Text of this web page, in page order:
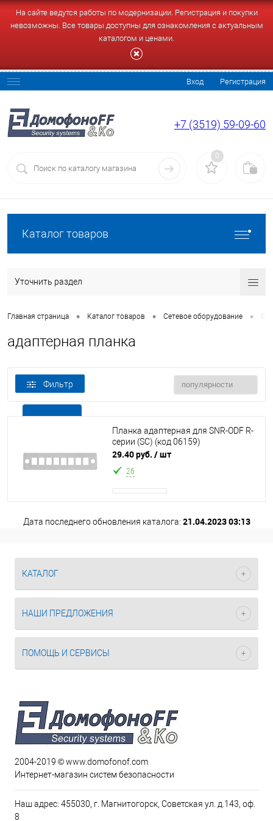
На сайте ведутся работы по модернизации. Регистрация и покупки
невозможны. Все товары доступны для ознакомления с актуальным
каталогом и ценами.
Вход Регистрация
+7 (3519) 59-09-60
0
Каталог товаров
Уточнить раздел
Главная страница • Каталог товаров • Сетевое оборудование •
адаптерная планка
Фильтр
Планка адаптерная для SNR-ODF R-
серии (SC) (код 06159)
29.40 руб. / шт
26
Дата последнего обновления каталога: 21.04.2023 03:13
КАТАЛОГ
НАШИ ПРЕДЛОЖЕНИЯ
ПОМОЩЬ И СЕРВИСЫ
2004-2019 © www.domofonof.com
Интернет-магазин систем безопасности
Наш адрес: 455030, г. Магнитогорск, Советская ул. д.143, оф.
8